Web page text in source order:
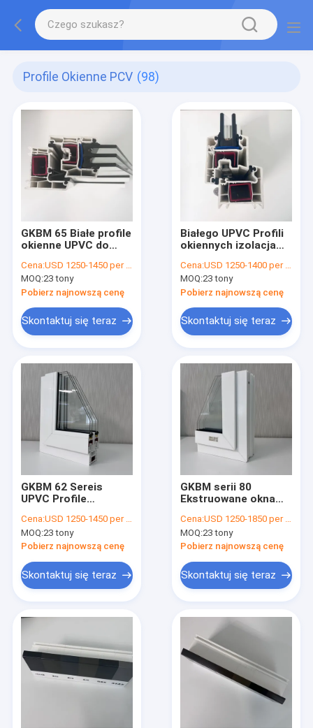
Profile Okienne PCV (98)
GKBM 65 Białe profile
okienne UPVC do
Cena:USD 1250-1450 per ton
MOQ:23 tony
Pobierz najnowszą cenę
Skontaktuj się teraz
Białego UPVC Profili
okiennych izolacja
Sereis
Cena:USD 1250-1400 per ton
MOQ:23 tony
Pobierz najnowszą cenę
Skontaktuj się teraz
GKBM 62 Sereis
UPVC Profile
przesuwne
Komponenty
konstrukcyjne
Cena:USD 1250-1450 per ton
MOQ:23 tony
Pobierz najnowszą cenę
Skontaktuj się teraz
GKBM serii 80
Ekstruowane okna
Białe profile
wewnętrzne i
zewnętrzne
Cena:USD 1250-1850 per ton
MOQ:23 tony
Pobierz najnowszą cenę
Skontaktuj się teraz